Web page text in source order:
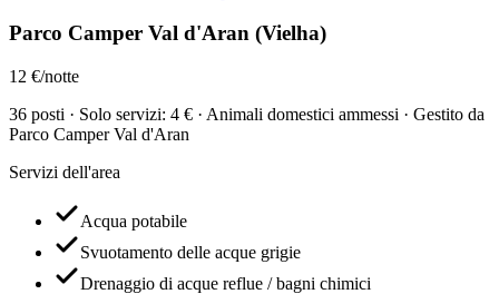
Parco Camper Val d'Aran (Vielha)
12 €/notte
36 posti · Solo servizi: 4 € · Animali domestici ammessi · Gestito da
Parco Camper Val d'Aran
Servizi dell'area
Acqua potabile
Svuotamento delle acque grigie
Drenaggio di acque reflue / bagni chimici